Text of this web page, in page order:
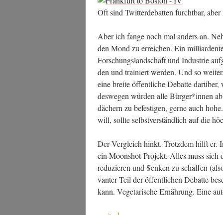
Oft sind Twit­ter­de­bat­ten furcht­bar,
Aber ich fan­ge noch mal anders an.
den Mond zu errei­chen. Ein
For­schungs­land­schaft und Indus­trie
den und trai­niert wer­den. Und so
eine brei­te öffent­li­che Debat­te
des­we­gen wür­den alle Bürger*innen
dä­chern zu befes­ti­gen, ger­ne auch
will, soll­te selbst­ver­ständ­lich auf die
Der Ver­gleich hinkt. Trotz­dem hilft er.
ein Moonshot-Pro­jekt. Alles muss sich
redu­zie­ren und Sen­ken zu schaf­fen
van­ter Teil der öffent­li­chen Debat­te
kann. Vege­ta­ri­sche Ernäh­rung. Eine